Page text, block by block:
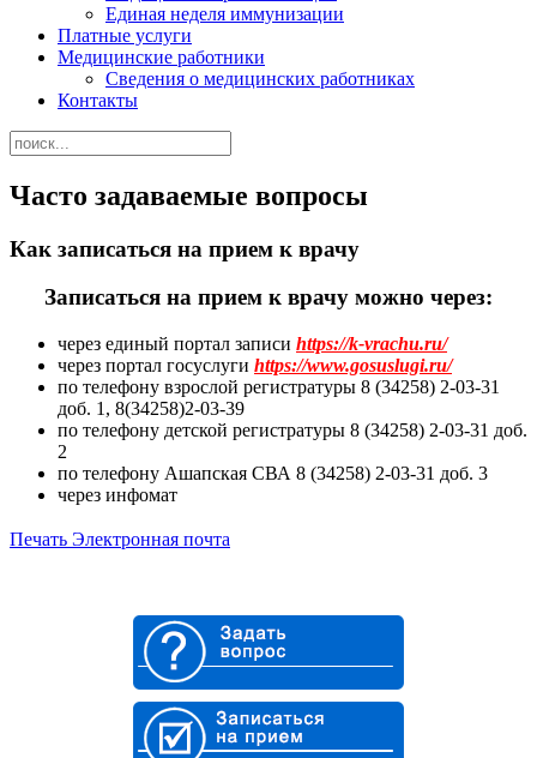
Единая неделя иммунизации
Платные услуги
Медицинские работники
Сведения о медицинских работниках
Контакты
Часто задаваемые вопросы
Как записаться на прием к врачу
Записаться на прием к врачу можно через:
через единый портал записи https://k-vrachu.ru/
через портал госуслуги https://www.gosuslugi.ru/
по телефону взрослой регистратуры 8 (34258) 2-03-31
доб. 1, 8(34258)2-03-39
по телефону детской регистратуры 8 (34258) 2-03-31 доб.
2
по телефону Ашапская СВА 8 (34258) 2-03-31 доб. 3
через инфомат
Печать Электронная почта